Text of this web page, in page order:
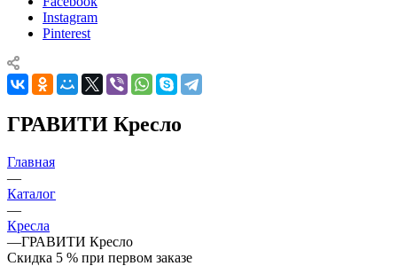
Instagram
Pinterest
ГРАВИТИ Кресло
Главная
—
Каталог
—
Кресла
—ГРАВИТИ Кресло
Скидка 5 % при первом заказе